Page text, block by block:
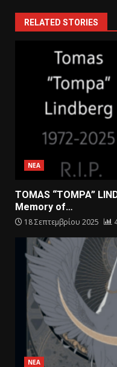
RELATED STORIES
ΝΕΑ
TOMAS “TOMPA”
Memory of…
18 Σεπτεμβρίου 2025
ΝΕΑ